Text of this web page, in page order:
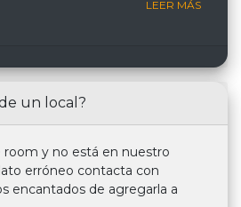
LEER MÁS
un local?
room y no está en nuestro
erróneo contacta con
encantados de agregarla a